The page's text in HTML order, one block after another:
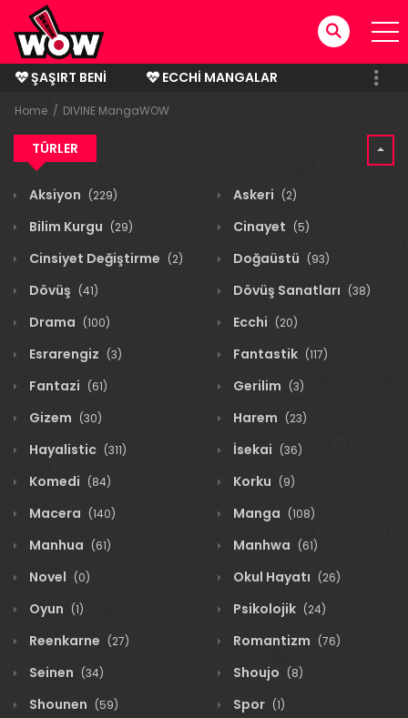
ŞAŞIRT BENI
ECCHI MANGALAR
BITMIŞ MANGALAR
Home DIVINE MangaWOW
TÜRLER
Aksiyon (229) Askeri (2)
Bilim Kurgu (29) Cinayet (5)
Cinsiyet Değiştirme (2) Doğaüstü (93)
Dövüş (41) Dövüş Sanatları (38)
Drama (100) Ecchi (20)
Esrarengiz (3) Fantastik (117)
Fantazi (61) Gerilim (3)
Gizem (30) Harem (23)
Hayalistic (311) İsekai (36)
Komedi (84) Korku (9)
Macera (140) Manga (108)
Manhua (61) Manhwa (61)
Novel (0) Okul Hayatı (26)
Oyun (1) Psikolojik (24)
Reenkarne (27) Romantizm (76)
Seinen (34) Shoujo (8)
Shounen (59) Spor (1)